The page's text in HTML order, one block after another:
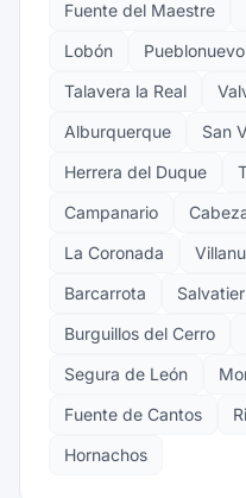
Fuente del Maestre
Lobón
Talavera la Real
Alburquerque
San
Herrera del Duque
Campanario
La Coronada
Barcarrota
Burguillos del Cerro
Segura de León
Fuente de Cantos
Hornachos